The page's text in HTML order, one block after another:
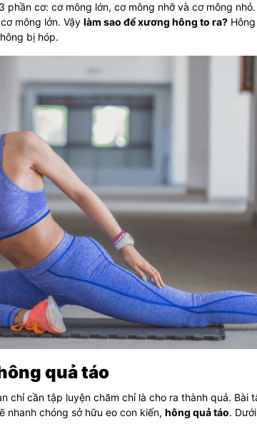
cơ: cơ mông lớn, cơ mông nhỡ và cơ mông
mông lớn. Vậy làm sao để xương hông to ra?Hông
bị hóp.
quả táo
chỉ cần tập luyện chăm chỉ là cho ra thành quả. Bài
nhanh chóng sở hữu eo con kiến, hông quả táo.